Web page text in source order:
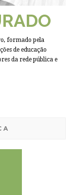
formado pela
de educação
da rede pública e